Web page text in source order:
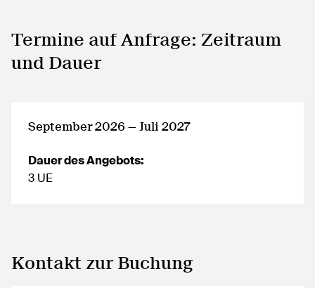
Termine auf Anfrage: Zeitraum
und Dauer
September 2026 — Juli 2027
Dauer des Angebots:
3 UE
Kontakt zur Buchung